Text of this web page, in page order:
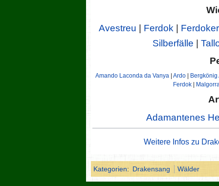
Avestreu | Ferdok |
Silberfälle |
Amando Laconda da Vanya Ardo
Ferdok
Adamantenes
Weitere Infos zu
Kategorien: Drakensang Wälder